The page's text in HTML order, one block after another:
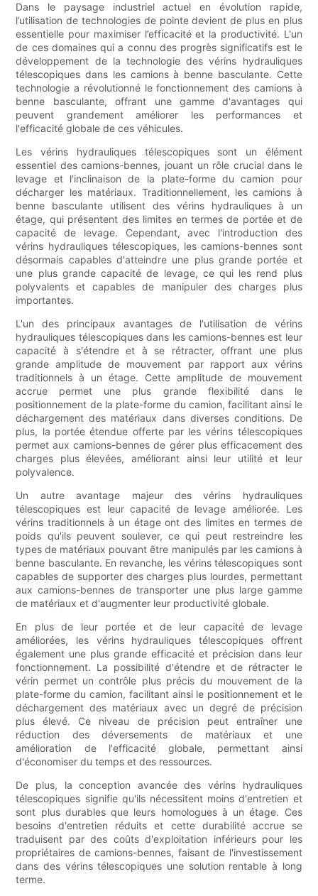
Dans le paysage industriel actuel en évolution rapide,
l’utilisation de technologies de pointe devient de plus en plus
essentielle pour maximiser l’efficacité et la productivité. L'un
de ces domaines qui a connu des progrès significatifs est le
développement de la technologie des vérins hydrauliques
télescopiques dans les camions à benne basculante. Cette
technologie a révolutionné le fonctionnement des camions à
benne basculante, offrant une gamme d'avantages qui
peuvent grandement améliorer les performances et
l'efficacité globale de ces véhicules.
Les vérins hydrauliques télescopiques sont un élément
essentiel des camions-bennes, jouant un rôle crucial dans le
levage et l'inclinaison de la plate-forme du camion pour
décharger les matériaux. Traditionnellement, les camions à
benne basculante utilisent des vérins hydrauliques à un
étage, qui présentent des limites en termes de portée et de
capacité de levage. Cependant, avec l'introduction des
vérins hydrauliques télescopiques, les camions-bennes sont
désormais capables d'atteindre une plus grande portée et
une plus grande capacité de levage, ce qui les rend plus
polyvalents et capables de manipuler des charges plus
importantes.
L'un des principaux avantages de l'utilisation de vérins
hydrauliques télescopiques dans les camions-bennes est leur
capacité à s'étendre et à se rétracter, offrant une plus
grande amplitude de mouvement par rapport aux vérins
traditionnels à un étage. Cette amplitude de mouvement
accrue permet une plus grande flexibilité dans le
positionnement de la plate-forme du camion, facilitant ainsi le
déchargement des matériaux dans diverses conditions. De
plus, la portée étendue offerte par les vérins télescopiques
permet aux camions-bennes de gérer plus efficacement des
charges plus élevées, améliorant ainsi leur utilité et leur
polyvalence.
Un autre avantage majeur des vérins hydrauliques
télescopiques est leur capacité de levage améliorée. Les
vérins traditionnels à un étage ont des limites en termes de
poids qu'ils peuvent soulever, ce qui peut restreindre les
types de matériaux pouvant être manipulés par les camions à
benne basculante. En revanche, les vérins télescopiques sont
capables de supporter des charges plus lourdes, permettant
aux camions-bennes de transporter une plus large gamme
de matériaux et d'augmenter leur productivité globale.
En plus de leur portée et de leur capacité de levage
améliorées, les vérins hydrauliques télescopiques offrent
également une plus grande efficacité et précision dans leur
fonctionnement. La possibilité d'étendre et de rétracter le
vérin permet un contrôle plus précis du mouvement de la
plate-forme du camion, facilitant ainsi le positionnement et le
déchargement des matériaux avec un degré de précision
plus élevé. Ce niveau de précision peut entraîner une
réduction des déversements de matériaux et une
amélioration de l'efficacité globale, permettant ainsi
d'économiser du temps et des ressources.
De plus, la conception avancée des vérins hydrauliques
télescopiques signifie qu'ils nécessitent moins d'entretien et
sont plus durables que leurs homologues à un étage. Ces
besoins d'entretien réduits et cette durabilité accrue se
traduisent par des coûts d'exploitation inférieurs pour les
propriétaires de camions-bennes, faisant de l'investissement
dans des vérins télescopiques une solution rentable à long
terme.